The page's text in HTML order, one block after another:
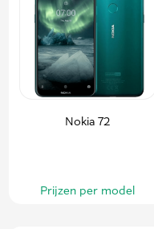
Nokia 72
Prijzen per model